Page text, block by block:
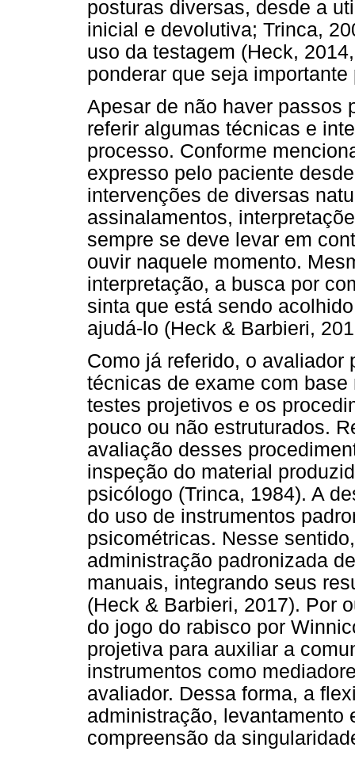
posturas diversas, desde a
inicial e devolutiva; Trinca,
uso da testagem (Heck,
ponderar que seja
Apesar de não haver passos
referir algumas técnicas e
processo. Conforme
expresso pelo paciente
intervenções de diversas
assinalamentos,
sempre se deve levar em
ouvir naquele momento.
interpretação, a busca por
sinta que está sendo
ajudá-lo (Heck & Barbieri,
Como já referido, o avaliador
técnicas de exame com
testes projetivos e os
pouco ou não estruturados.
avaliação desses
inspeção do material
psicólogo (Trinca, 1984). A
do uso de instrumentos
psicométricas. Nesse
administração padronizada
manuais, integrando seus
(Heck & Barbieri, 2017). Por
do jogo do rabisco por
projetiva para auxiliar a
instrumentos como
avaliador. Dessa forma, a
administração, levantamento
compreensão da